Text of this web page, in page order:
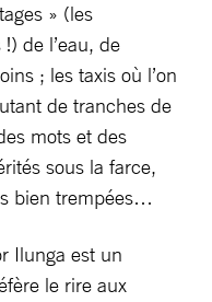
» (les
de l’eau, de
; les taxis où l’on
de tranches de
mots et des
sous la farce,
bien trempées…
Ilunga est un
le rire aux